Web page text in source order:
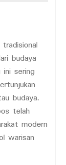
budaya
sering
budaya.
telah
modern
warisan